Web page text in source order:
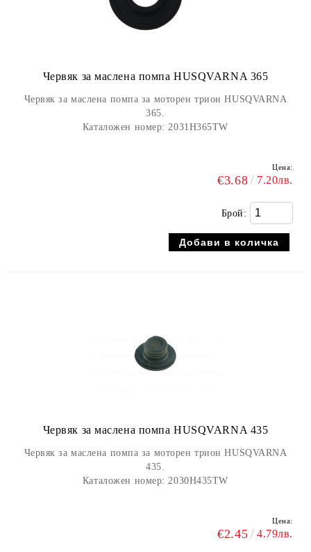
Червяк за маслена помпа HUSQVARNA 365
Червяк за маслена помпа за моторен трион HUSQVARNA
365.
Каталожен номер: 2031H365TW
Цена:
€3.68 7.20лв.
Брой:
Червяк за маслена помпа HUSQVARNA 435
Червяк за маслена помпа за моторен трион HUSQVARNA
435.
Каталожен номер:2030H435TW
Цена:
€2.45 4.79лв.